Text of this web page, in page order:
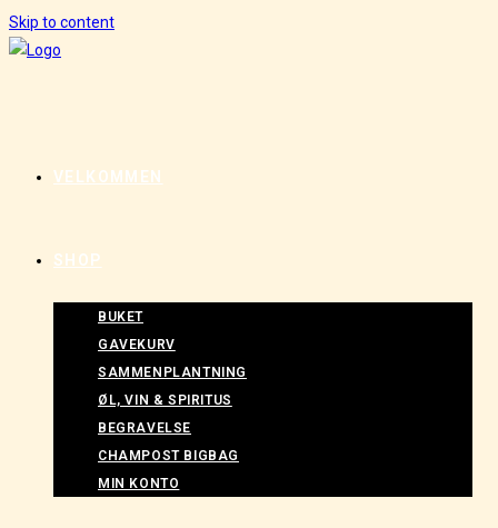
Skip to content
VELKOMMEN
SHOP
BUKET
GAVEKURV
SAMMENPLANTNING
ØL, VIN & SPIRITUS
BEGRAVELSE
CHAMPOST BIGBAG
MIN KONTO